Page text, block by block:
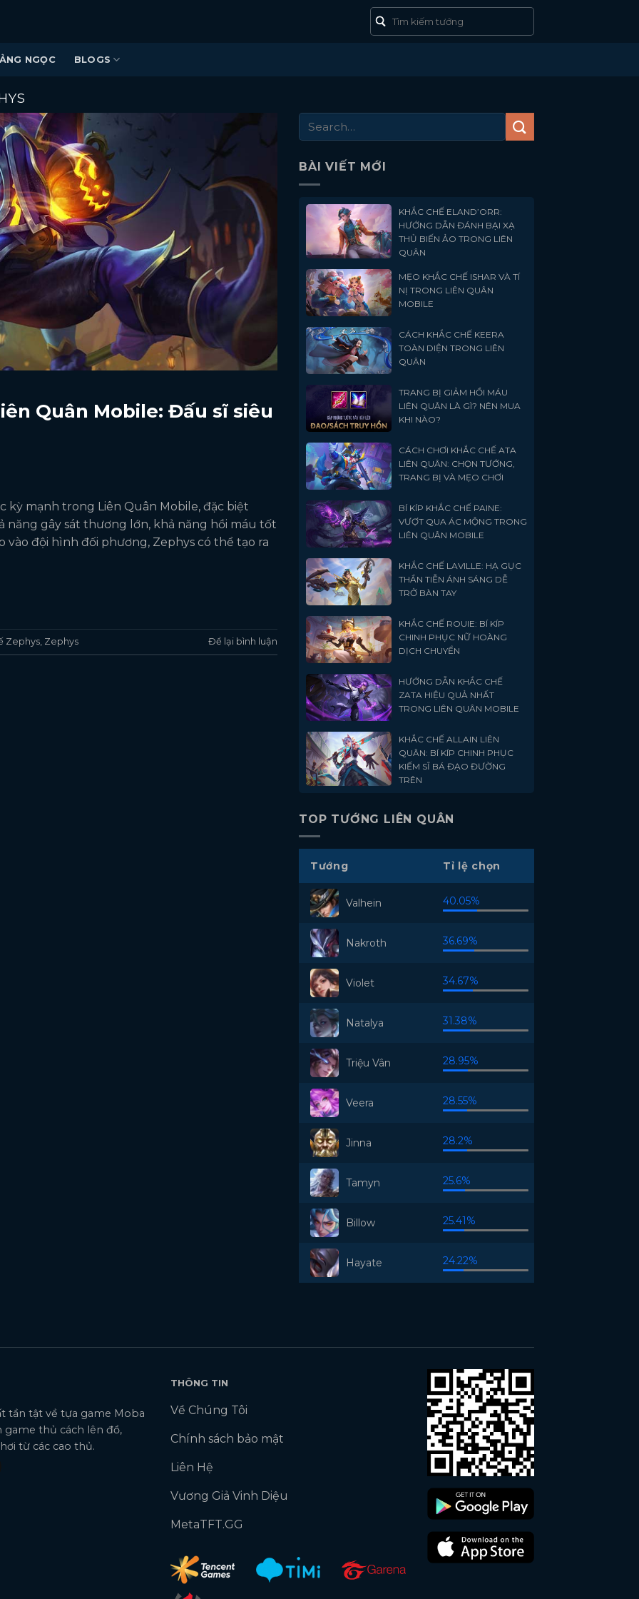
NGỌC BLOGS
Quân Mobile: Đấu sĩ siêu
mạnh trong Liên Quân Mobile, đặc biệt
năng gây sát thương lớn, khả năng hồi máu tốt
vào đội hình đối phương, Zephys có thể tạo ra
Zephys Zephys Để lại bình luận
BÀI VIẾT MỚI
KHẮC CHẾ ELAND’ORR:
HƯỚNG DẪN ĐÁNH BẠI XẠ
THỦ BIẾN ẢO TRONG LIÊN
QUÂN
MẸO KHẮC CHẾ ISHAR VÀ TÍ
NỊ TRONG LIÊN QUÂN
MOBILE
CÁCH KHẮC CHẾ KEERA
TOÀN DIỆN TRONG LIÊN
QUÂN
TRANG BỊ GIẢM HỒI MÁU
LIÊN QUÂN LÀ GÌ? NÊN MUA
KHI NÀO?
CÁCH CHƠI KHẮC CHẾ ATA
LIÊN QUÂN: CHỌN TƯỚNG,
TRANG BỊ VÀ MẸO CHƠI
BÍ KÍP KHẮC CHẾ PAINE:
VƯỢT QUA ÁC MỘNG TRONG
LIÊN QUÂN MOBILE
KHẮC CHẾ LAVILLE: HẠ GỤC
THẦN TIỄN ÁNH SÁNG DỄ
TRỞ BÀN TAY
KHẮC CHẾ ROUIE: BÍ KÍP
CHINH PHỤC NỮ HOÀNG
DỊCH CHUYỂN
HƯỚNG DẪN KHẮC CHẾ
ZATA HIỆU QUẢ NHẤT
TRONG LIÊN QUÂN MOBILE
KHẮC CHẾ ALLAIN LIÊN
QUÂN: BÍ KÍP CHINH PHỤC
KIẾM SĨ BÁ ĐẠO ĐƯỜNG
TRÊN
TOP TƯỚNG LIÊN QUÂN
Tướng Tỉ lệ chọn
Valhein 40.05%
Nakroth 36.69%
Violet 34.67%
Natalya 31.38%
Triệu Vân 28.95%
Veera 28.55%
Jinna 28.2%
Tamyn 25.6%
Billow 25.41%
Hayate 24.22%
tần tật về tựa game Moba
game thủ cách lên đồ,
từ các cao thủ.
THÔNG TIN
Về Chúng Tôi
Chính sách bảo mật
Liên Hệ
Vương Giả Vinh Diệu
MetaTFT.GG